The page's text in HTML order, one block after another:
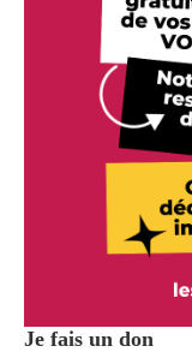
Je fais un don